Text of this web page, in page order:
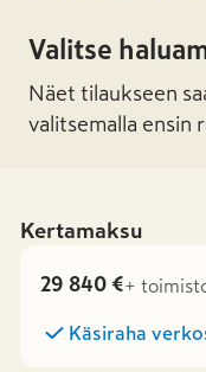
Valitse
Näet tilaukseen
valitsemalla ensin
Kertamaksu
29 840 €+
Käsiraha